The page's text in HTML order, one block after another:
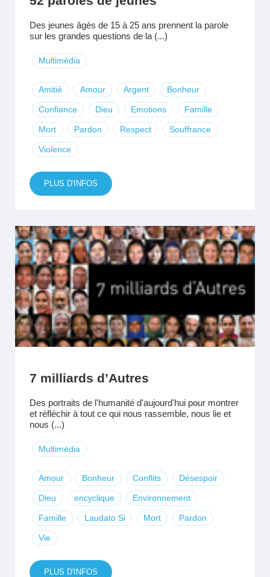
Des jeunes âgés de 15 à 25 ans prennent la parole
sur les grandes questions de la (...)
Multimédia
Amitié Amour Argent Bonheur
Confiance Dieu Emotions Famille
Mort Pardon Respect Souffrance
Violence
PLUS D'INFOS
7 milliards d’Autres
Des portraits de l'humanité d'aujourd'hui pour montrer
et réfléchir à tout ce qui nous rassemble, nous lie et
nous (...)
Multimédia
Amour Bonheur Conflits Désespoir
Dieu encyclique Environnement
Famille Laudato Si Mort Pardon
Vie
PLUS D'INFOS